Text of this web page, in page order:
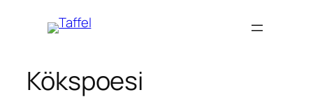
Kökspoesi